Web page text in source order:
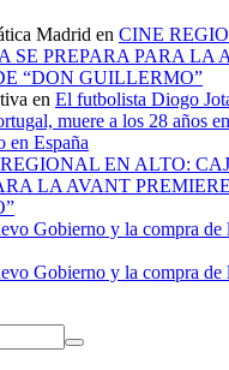
Madrid en CINE
SE PREPARA PARA LA
“DON GUILLERMO”
en El futbolista Diogo
muere a los 28 años
en España
EN ALTO:
LA AVANT
Gobierno y la compra
Gobierno y la compra